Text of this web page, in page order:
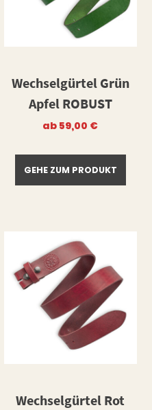
Wechselgürtel Grün
Apfel ROBUST
ab 59,00 €
GEHE ZUM PRODUKT
Wechselgürtel Rot